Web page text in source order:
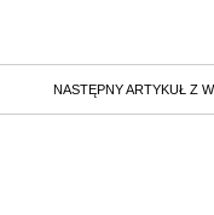
NASTĘPNY ARTYKUŁ Z